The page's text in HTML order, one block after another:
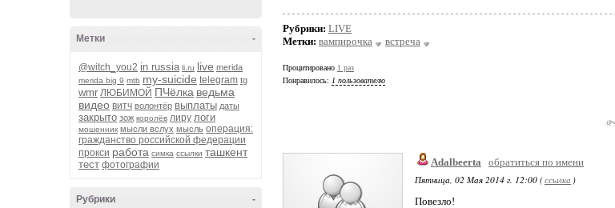
-
Метки
@witch_you2 in russia li.ru live merida
merida big 9 mtb my-suicide telegram tg
wmr ЛЮБИМОЙ ПЧёлка ведьма
видео витч волонтёр выплаты даты
закрыто зож королёв лиру логи
мошенник мысли вслух мысль операция:
гражданство российской федерации
прокси работа симка ссылки ташкент
тест фотографии
-
Рубрики
Рубрики: LIVE
Метки: вампирочка встреча
Процитировано 1 раз
Понравилось: 1 пользователю
Adalbeerta
обратиться по имени
Пятница, 02 Мая 2014 г. 12:00 (ссылка )
Повезло!